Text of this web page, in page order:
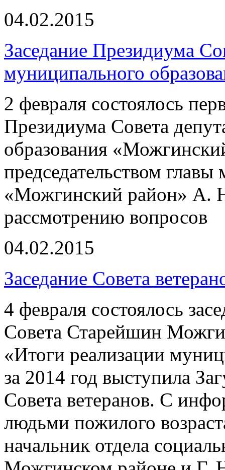
04.02.2015
Заседание Президиума
муниципального
2 февраля состоялось
Президиума Совета
образования
председательством
«Можгинский район» А.
рассмотрению вопросов
04.02.2015
Заседание Совета
4 февраля состоялось
Совета Старейшин
«Итоги реализации
за 2014 год выступила
Совета ветеранов. С
людьми пожилого
начальник отдела